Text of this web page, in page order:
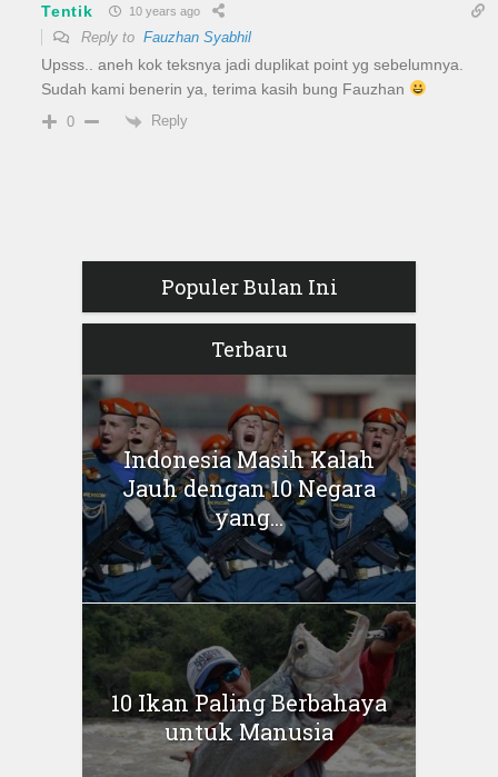
Tentik 10 years ago
Reply toFauzhan Syabhil
Upsss.. aneh kok teksnya jadi duplikat point yg sebelumnya.
Sudah kami benerin ya, terima kasih bung Fauzhan
0 Reply
Populer Bulan Ini
Terbaru
Indonesia Masih Kalah
Jauh dengan 10 Negara
yang...
10 Ikan Paling Berbahaya
untuk Manusia